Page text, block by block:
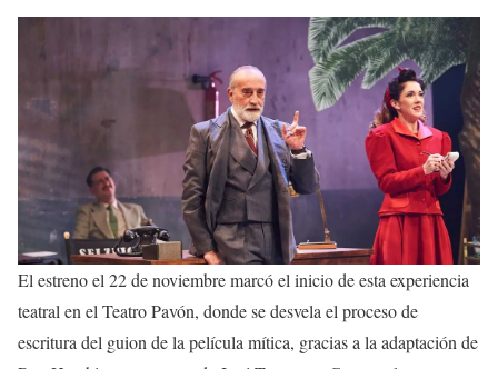
El estreno el 22 de noviembre marcó el inicio de esta experiencia
teatral en el Teatro Pavón, donde se desvela el proceso de
escritura del guion de la película mítica, gracias a la adaptación de